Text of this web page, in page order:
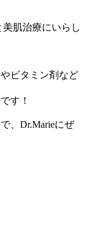
美肌治療にいらし
ビタミン剤など
す！
、Dr.Marieにぜ